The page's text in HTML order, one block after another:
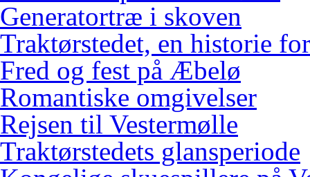
Generatortræ i skoven
Traktørstedet, en historie
Fred og fest på Æbelø
Romantiske omgivelser
Rejsen til Vestermølle
Traktørstedets glansperiode